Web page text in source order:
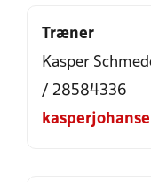
Træner
Kasper
/ 28584336